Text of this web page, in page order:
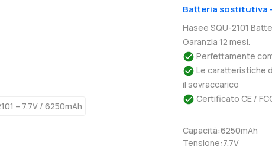
Batteria sostitutiva -
Hasee SQU-2101
Garanzia 12 mesi.
Perfettamente
Le caratteristiche
il sovraccarico
Certificato CE /
Capacità:6250mAh
Tensione:7.7V